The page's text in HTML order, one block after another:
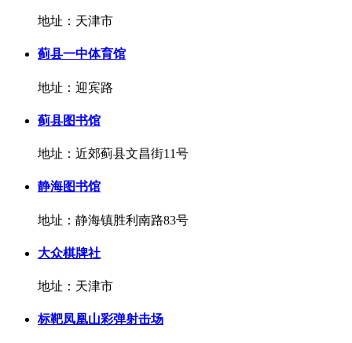
地址：天津市
蓟县一中体育馆
地址：迎宾路
蓟县图书馆
地址：近郊蓟县文昌街11号
静海图书馆
地址：静海镇胜利南路83号
大众棋牌社
地址：天津市
标靶凤凰山彩弹射击场